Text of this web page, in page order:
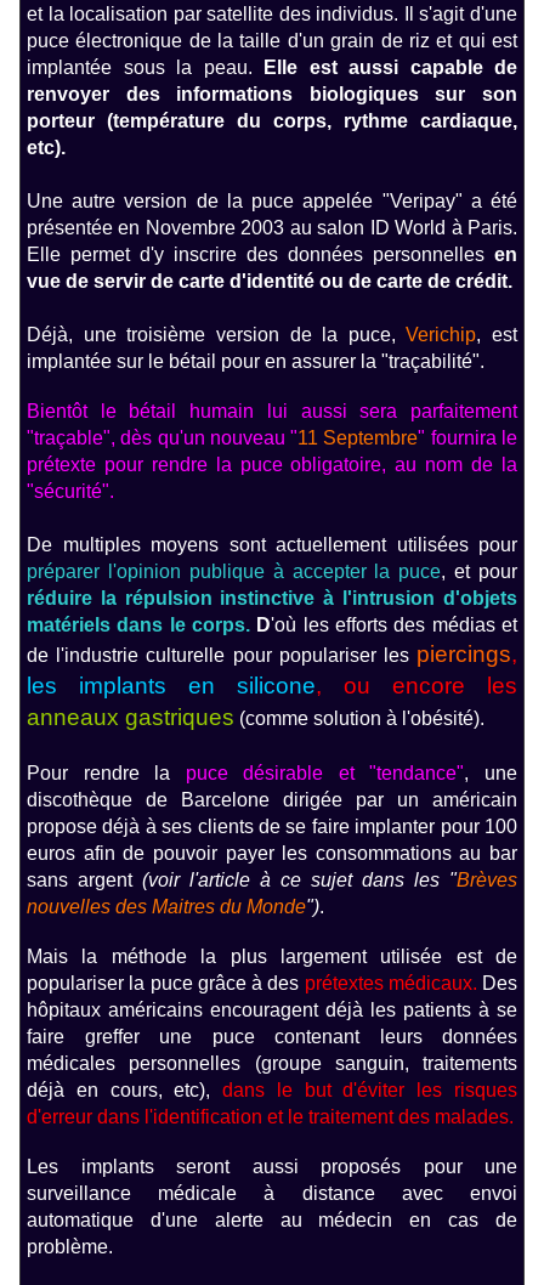
et la localisation par satellite des individus.
Il s'agit d'une
puce électronique de la taille d'un grain de riz et qui est
implantée sous la peau.
Elle est aussi capable de
renvoyer des informations biologiques sur son
porteur (température du corps, rythme cardiaque,
etc).
Une autre version de la puce appelée "Veripay" a été
présentée en Novembre 2003 au salon ID World à Paris.
Elle permet d'y inscrire des données personnelles en
vue de servir de carte d'identité ou de carte de crédit.
Déjà, une troisième version de la puce,Verichip, est
implantée sur le bétail pour en assurer la "traçabilité".
Bientôt le bétail humain lui aussi sera parfaitement
"traçable", dès qu'un nouveau "11 Septembre" fournira le
prétexte pour rendre la puce obligatoire, au nom de la
"sécurité".
De multiples moyens sont actuellement utilisées pour
préparer l'opinion publique à accepter la puce, et pour
réduire la répulsion instinctive à l'intrusion d'objets
matériels dans le corps. D'où les efforts des médias et
de l'industrie culturelle pour populariser les piercings,
les implants en silicone, ou encore les
anneaux gastriques (comme solution à l'obésité).
Pour rendre la puce désirable et "tendance", une
discothèque de Barcelone dirigée par un américain
propose déjà à ses clients de se faire implanter pour 100
euros afin de pouvoir payer les consommations au bar
sans argent (voir l'article à ce sujet dans les "Brèves
nouvelles des Maitres du Monde").
Mais la méthode la plus largement utilisée est de
populariser la puce grâce à des prétextes médicaux. Des
hôpitaux américains encouragent déjà les patients à se
faire greffer une puce contenant leurs données
médicales personnelles (groupe sanguin, traitements
déjà en cours, etc),dans le but d'éviter les risques
d'erreur dans l'identification et le traitement des malades.
Les implants seront aussi proposés pour une
surveillance médicale à distance avec envoi
automatique d'une alerte au médecin en cas de
problème.